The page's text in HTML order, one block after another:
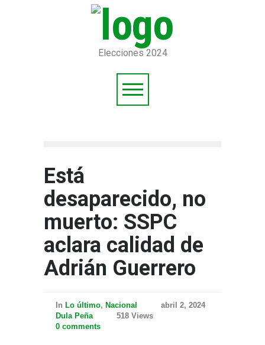
Elecciones 2024
Está
desaparecido, no
muerto: SSPC
aclara calidad de
Adrián Guerrero
In Lo último, Nacional
abril 2, 2024
Dula Peña
518 Views
0 comments